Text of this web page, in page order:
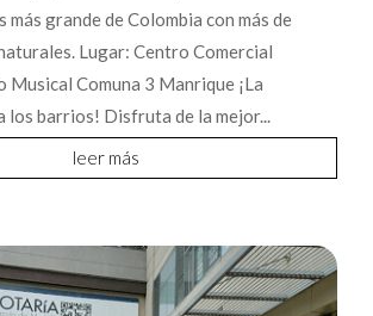
más grande de Colombia con más de
Lugar: Centro Comercial
Musical Comuna 3 Manrique ¡La
los barrios! Disfruta de la mejor...
leer más